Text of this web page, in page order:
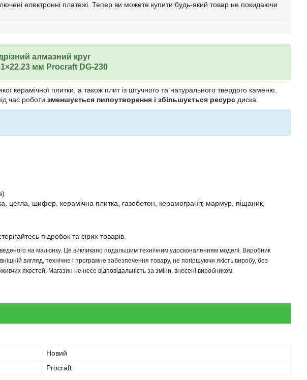
електронні платежі. Тепер ви можете купити будь-який товар не покидаючи
алмазний круг
мм Procraft DG-230
керамічної плитки, а також плит із штучного та натурального твердого каменю.
час роботи зменшується пилоутворення і збільшується ресурс диска.
цегла, шифер, керамічна плитка, газобетон, керамограніт, мармур, піщаник,
підробок та сірих товарів.
на малюнку. Це викликано подальшим технічним удосконаленням моделі. Виробник
вигляд, технічне і програмне забезпечення товару, не погіршуючи якість виробу, без
якостей. Магазин не несе відповідальність за зміни, внесені виробником.
Новий
Procraft